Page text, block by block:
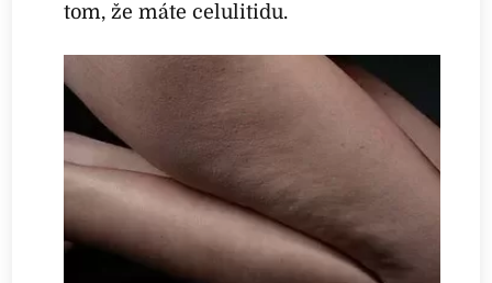
tom, že máte celulitidu.